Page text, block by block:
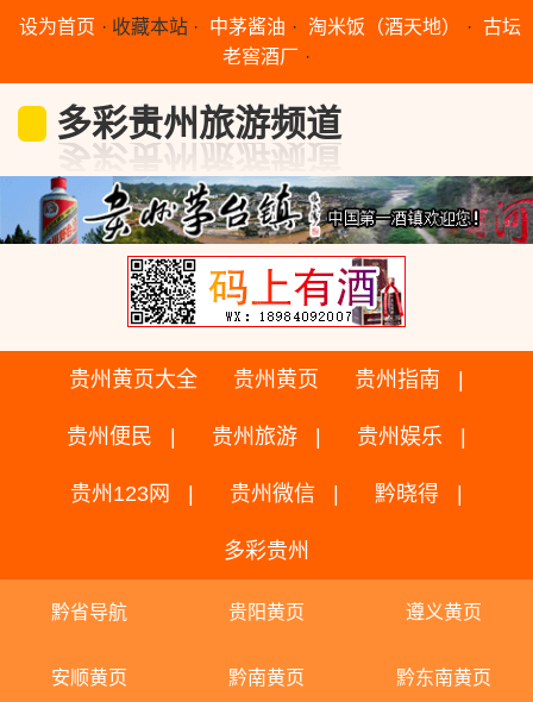
设为首页 · 收藏本站 · 中茅酱油 · 淘米饭（酒天地） · 古坛
老窖酒厂 ·
多彩贵州旅游频道
贵州黄页大全 贵州黄页 贵州指南
贵州便民 贵州旅游 贵州娱乐
贵州123网 贵州微信 黔晓得
多彩贵州
黔省导航 贵阳黄页 遵义黄页
安顺黄页 黔南黄页 黔东南黄页